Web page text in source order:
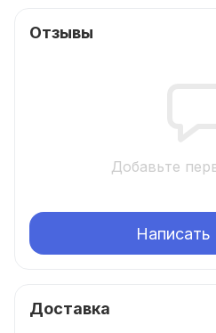
Отзывы
Добавьте
Написать
Доставка